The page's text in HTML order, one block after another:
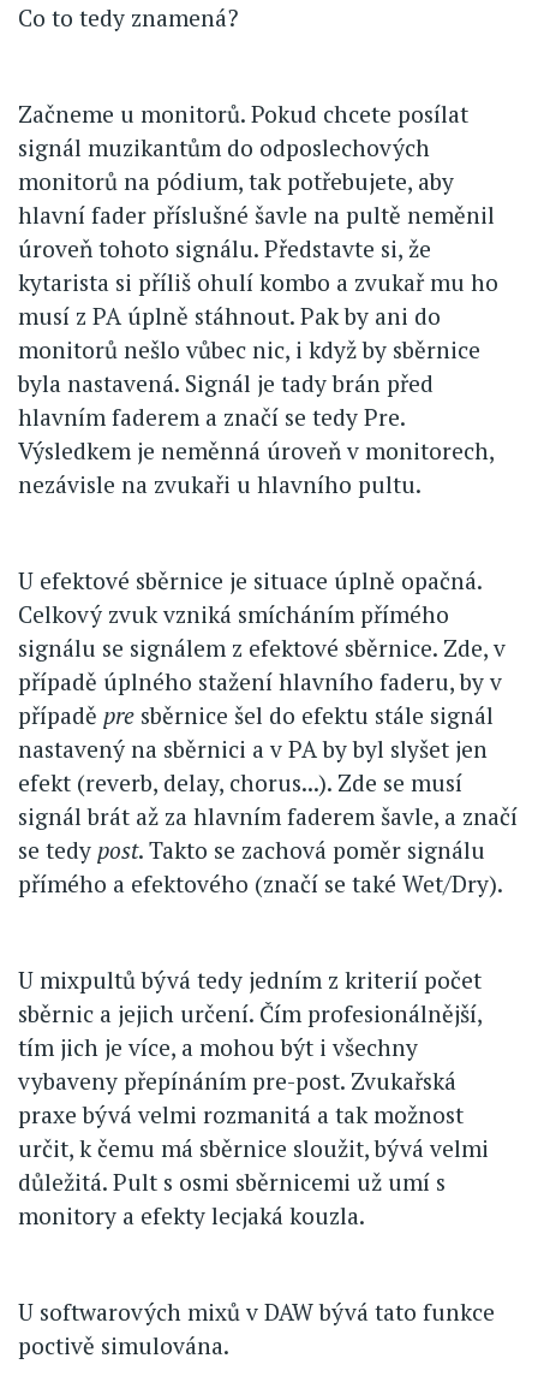
Co to tedy znamená?
Začneme u monitorů. Pokud chcete posílat
signál muzikantům do odposlechových
monitorů na pódium, tak potřebujete, aby
hlavní fader příslušné šavle na pultě neměnil
úroveň tohoto signálu. Představte si, že
kytarista si příliš ohulí kombo a zvukař mu ho
musí z PA úplně stáhnout. Pak by ani do
monitorů nešlo vůbec nic, i když by sběrnice
byla nastavená. Signál je tady brán před
hlavním faderem a značí se tedy Pre.
Výsledkem je neměnná úroveň v monitorech,
nezávisle na zvukaři u hlavního pultu.
U efektové sběrnice je situace úplně opačná.
Celkový zvuk vzniká smícháním přímého
signálu se signálem z efektové sběrnice. Zde, v
případě úplného stažení hlavního faderu, by v
případě pre sběrnice šel do efektu stále signál
nastavený na sběrnici a v PA by byl slyšet jen
efekt (reverb, delay, chorus...). Zde se musí
signál brát až za hlavním faderem šavle, a značí
se tedy post. Takto se zachová poměr signálu
přímého a efektového (značí se také Wet/Dry).
U mixpultů bývá tedy jedním z kriterií počet
sběrnic a jejich určení. Čím profesionálnější,
tím jich je více, a mohou být i všechny
vybaveny přepínáním pre-post. Zvukařská
praxe bývá velmi rozmanitá a tak možnost
určit, k čemu má sběrnice sloužit, bývá velmi
důležitá. Pult s osmi sběrnicemi už umí s
monitory a efekty lecjaká kouzla.
U softwarových mixů v DAW bývá tato funkce
poctivě simulována.